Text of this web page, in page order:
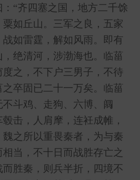
齐四塞之国，地方二千馀
如丘山。三军之良，五家
如雷霆，解如风雨。即有
绝清河，涉渤海也。临菑
之，不下户三男子，不待
卒固已二十一万矣。临菑
斗鸡、走狗、六博、阘
击，人肩摩，连衽成帷，
之所以重畏秦者，为与秦
当，不十日而战胜存亡之
胜秦，则兵半折，四境不